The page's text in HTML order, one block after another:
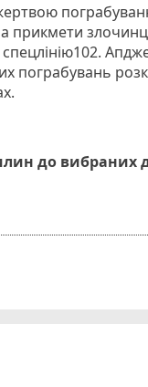
прикмети
пограбувань
до вибраних